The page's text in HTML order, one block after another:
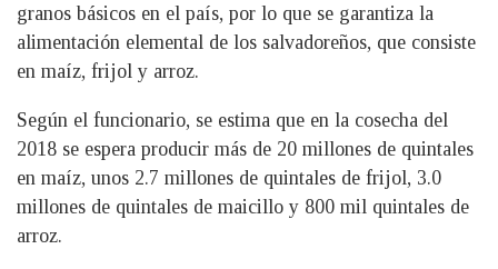
granos básicos en el país, por lo que se garantiza la
alimentación elemental de los salvadoreños, que consiste
en maíz, frijol y arroz.
Según el funcionario, se estima que en la cosecha del
2018 se espera producir más de 20 millones de quintales
en maíz, unos 2.7 millones de quintales de frijol, 3.0
millones de quintales de maicillo y 800 mil quintales de
arroz.